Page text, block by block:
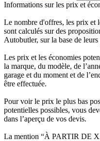
Informations sur les prix et
Le nombre d'offres, les prix et
sont calculés sur des
Autobutler, sur la base de
Les prix et les économies
la marque, du modèle, de
garage et du moment et de
être effectuée.
Pour voir le prix le plus bas
potentielles possibles, vous
dans l’aperçu de vos devis.
La mention “À PARTIR DE